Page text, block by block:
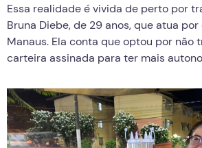
Essa realidade é vivida de perto por
Bruna Diebe, de 29 anos, que atua
Manaus. Ela conta que optou por não
carteira assinada para ter mais